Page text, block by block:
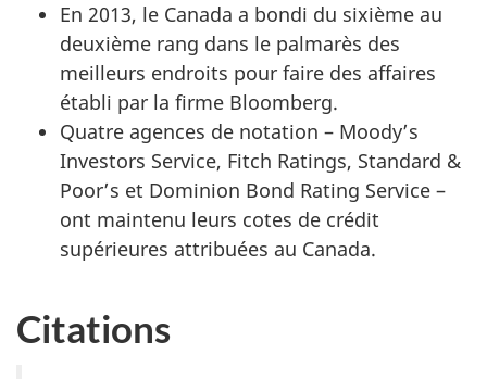
En 2013, le Canada a bondi du sixième au
deuxième rang dans le palmarès des
meilleurs endroits pour faire des affaires
établi par la firme Bloomberg.
Quatre agences de notation – Moody’s
Investors Service, Fitch Ratings, Standard &
Poor’s et Dominion Bond Rating Service –
ont maintenu leurs cotes de crédit
supérieures attribuées au Canada.
Citations